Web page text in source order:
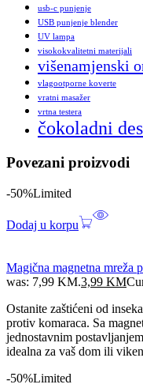
usb-c punjenje
USB punjenje blender
UV lampa
visokokvalitetni materijali
višenamjenski
vlagootporne koverte
vratni masažer
vrtna testera
čokoladni
Povezani proizvodi
-50%Limited
Dodaj u korpu
Magična magnetna mreža
was: 7,99 KM.3,99 KM
Ostanite zaštićeni od
protiv komaraca. Sa
jednostavnim
idealna za vaš dom ili
-50%Limited